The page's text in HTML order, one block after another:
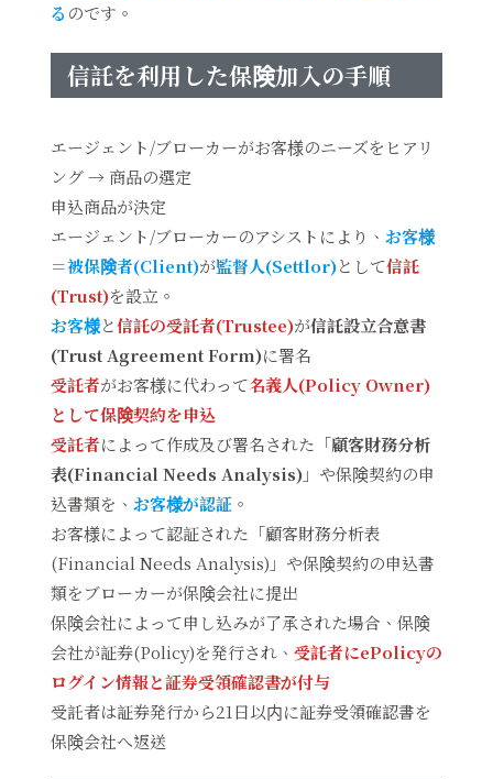
る のです。
信託を利用した保険加入の手順
エージェント/ブローカーがお客様のニーズをヒアリ
ング → 商品の選定
申込商品が決定
エージェント/ブローカーのアシストにより、 お客様
＝被保険者(Client)が監督人(Settlor)として信託
(Trust)を設立。
お客様と信託の受託者(Trustee)が信託設立合意書
(Trust Agreement Form)に署名
受託者がお客様に代わって名義人(Policy Owner)
として保険契約を申込
受託者によって作成及び署名された「顧客財務分析
表(Financial Needs Analysis) 」や保険契約の申
込書類を、 お客様が認証 。
お客様によって認証された「顧客財務分析表
(Financial Needs Analysis)」や保険契約の申込書
類をブローカーが保険会社に提出
保険会社によって申し込みが了承された場合、保険
会社が証券(Policy)を発行され、 受託者にePolicyの
ログイン情報と証券受領確認書が付与
受託者は証券発行から21日以内に証券受領確認書を
保険会社へ返送